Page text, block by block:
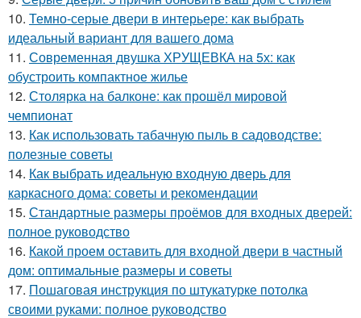
10. Темно-серые двери в интерьере: как выбрать
идеальный вариант для вашего дома
11. Современная двушка ХРУЩЕВКА на 5х: как
обустроить компактное жилье
12. Столярка на балконе: как прошёл мировой
чемпионат
13. Как использовать табачную пыль в садоводстве:
полезные советы
14. Как выбрать идеальную входную дверь для
каркасного дома: советы и рекомендации
15. Стандартные размеры проёмов для входных дверей:
полное руководство
16. Какой проем оставить для входной двери в частный
дом: оптимальные размеры и советы
17. Пошаговая инструкция по штукатурке потолка
своими руками: полное руководство